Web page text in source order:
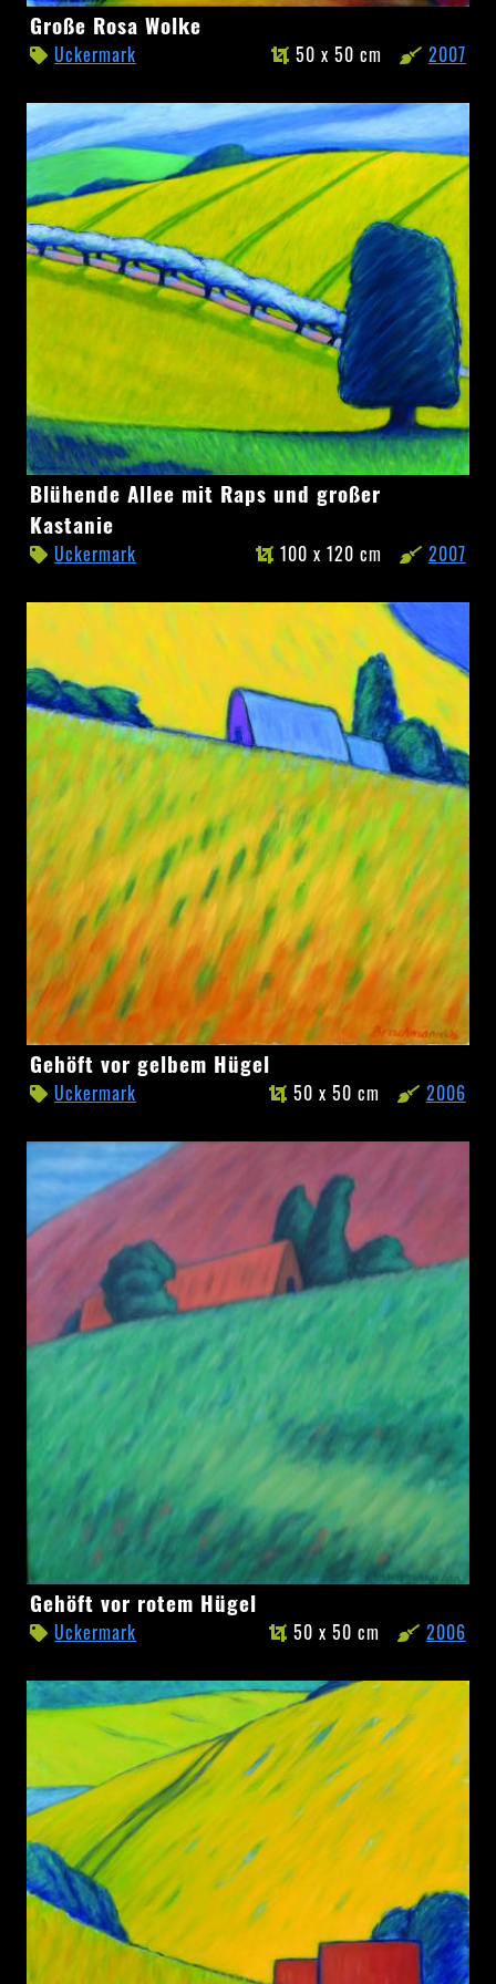
Große
Rosa
Wolke
Große Rosa Wolke
Uckermark 2007
50 x 50 cm
Blühende
Allee
mit
Raps
Kastanie
Blühende Allee mit Raps und großer
Kastanie
Uckermark 2007
100 x 120 cm
Gehöft
vor
gelbem
Hügel
Gehöft vor gelbem Hügel
Uckermark 2006
50 x 50 cm
Gehöft
vor
rotem
Hügel
Gehöft vor rotem Hügel
Uckermark 2006
50 x 50 cm